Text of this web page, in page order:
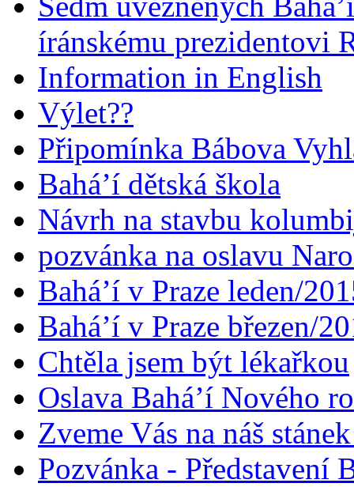
íránskému prezidentovi
Information in English
Výlet??
Připomínka Bábova
Bahá’í dětská škola
Návrh na stavbu
pozvánka na oslavu
Bahá’í v Praze leden/
Bahá’í v Praze březen/
Chtěla jsem být lékařkou
Oslava Bahá’í Nového
Zveme Vás na náš
Pozvánka - Představení